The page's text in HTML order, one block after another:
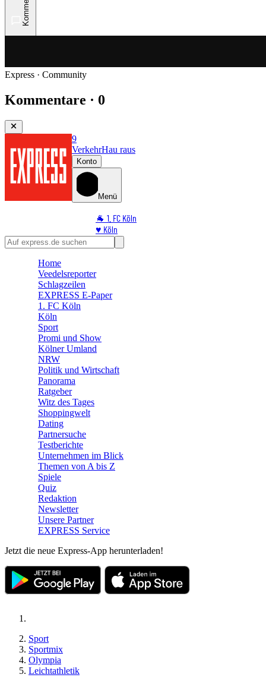
Express · Community
Kommentare · 0
9
VerkehrHau raus
Konto
Menü
🐐 1. FC Köln
♥️ Köln
⭐ Promi
🛒 Shoppingwelt
Home
Veedelsreporter
Schlagzeilen
EXPRESS E-Paper
1. FC Köln
Köln
Sport
Promi und Show
Kölner Umland
NRW
Politik und Wirtschaft
Panorama
Ratgeber
Witz des Tages
Shoppingwelt
Dating
Partnersuche
Testberichte
Unternehmen im Blick
Themen von A bis Z
Spiele
Quiz
Redaktion
Newsletter
Unsere Partner
EXPRESS Service
Jetzt die neue Express-App herunterladen!
Sport
Sportmix
Olympia
Leichtathletik